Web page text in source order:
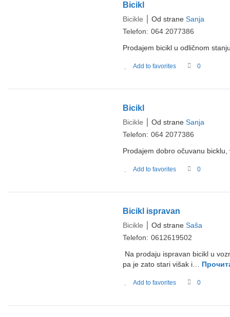
Bicikl
Bicikle Od strane Sanja
Telefon: 064 2077386
Prodajem bicikl u odličnom
Add to favorites 0
Bicikl
Bicikle Od strane Sanja
Telefon: 064 2077386
Prodajem dobro očuvanu
Add to favorites 0
Bicikl ispravan
Bicikle Od strane Saša
Telefon: 0612619502
Na prodaju ispravan bicikl u
pa je zato stari višak i…
Add to favorites 0